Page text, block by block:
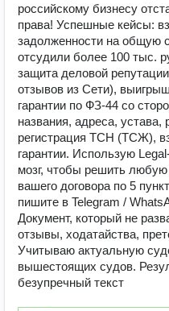
российскому бизнесу
права! Успешные кейсы:
задолженности на общую
отсудили более 100 тыс.
защита деловой
отзывов из Сети),
гарантии по ФЗ-44 со
названия, адреса,
регистрация ТСН (ТСЖ),
гарантии. Использую
мозг, чтобы решить
вашего договора по 5
пишите в Telegram /
Документ, который не
отзывы, ходатайства,
Учитываю актуальную
вышестоящих судов.
безупречный текст